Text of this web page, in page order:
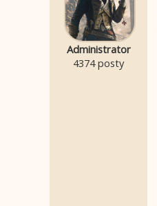
Administrator
4374 posty